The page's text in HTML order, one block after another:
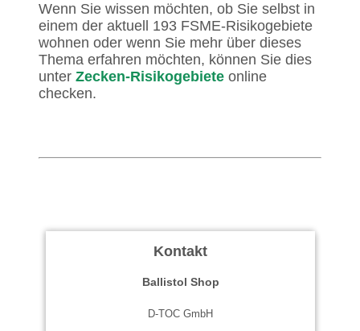
Wenn Sie wissen möchten, ob Sie selbst in
einem der aktuell 193 FSME-Risikogebiete
wohnen oder wenn Sie mehr über dieses
Thema erfahren möchten, können Sie dies
unter Zecken-Risikogebiete online
checken.
Kontakt
Ballistol Shop
D-TOC GmbH